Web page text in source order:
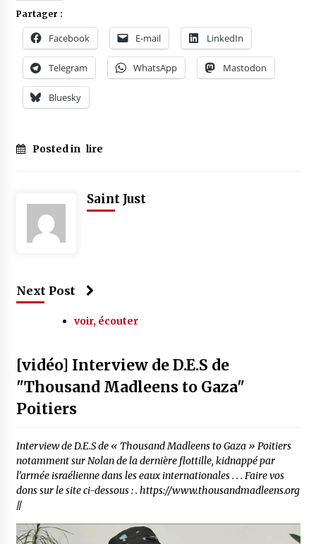
Partager :
Facebook E-mail LinkedIn
Telegram WhatsApp Mastodon
Bluesky
Posted in lire
Saint Just
Next Post
voir, écouter
[vidéo] Interview de D.E.S de
"Thousand Madleens to Gaza"
Poitiers
Interview de D.E.S de « Thousand Madleens to Gaza » Poitiers
notamment sur Nolan de la dernière flottille, kidnappé par
l’armée israélienne dans les eaux internationales . . . Faire vos
dons sur le site ci-dessous : . https://www.thousandmadleens.org
//